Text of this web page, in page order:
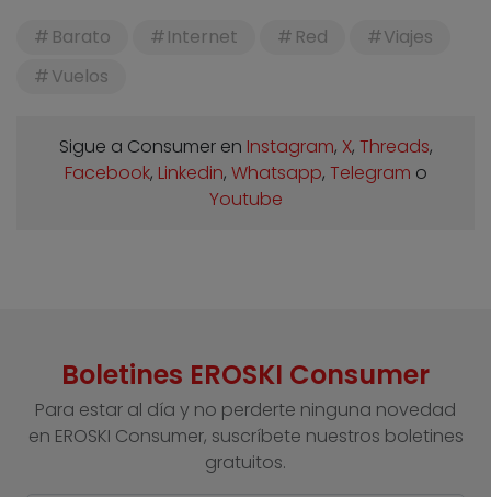
Barato Internet Red
Viajes
Vuelos
Sigue a Consumer en Instagram, X, Threads,
Facebook, Linkedin, Whatsapp, Telegram o
Youtube
Boletines EROSKI Consumer
Para estar al día y no perderte ninguna novedad
en EROSKI Consumer, suscríbete nuestros boletines
gratuitos.